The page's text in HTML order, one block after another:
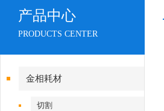
产品中心
PRODUCTS CENTER
金相耗材
切割